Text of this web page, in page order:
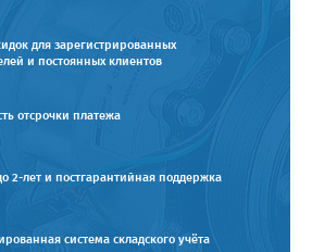
для зарегистрированных
и постоянных клиентов
отсрочки платежа
2-лет и постгарантийная поддержка
система складского учёта